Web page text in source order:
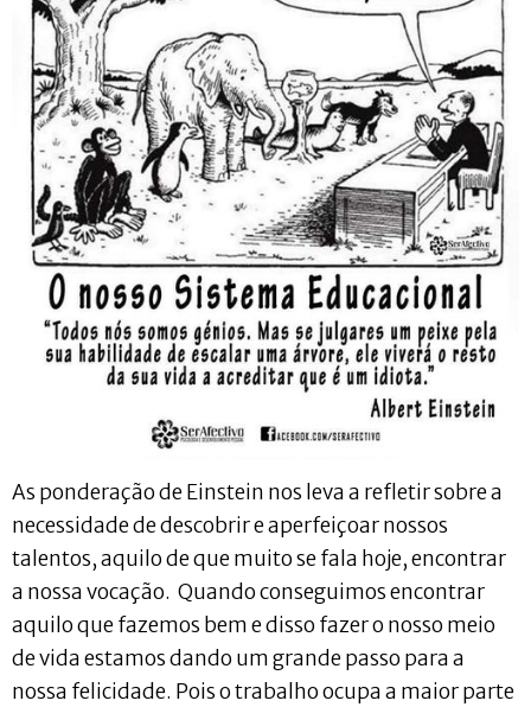
As ponderação de Einstein nos leva a refletir sobre a
necessidade de descobrir e aperfeiçoar nossos
talentos, aquilo de que muito se fala hoje, encontrar
a nossa vocação. Quando conseguimos encontrar
aquilo que fazemos bem e disso fazer o nosso meio
de vida estamos dando um grande passo para a
nossa felicidade. Pois o trabalho ocupa a maior parte